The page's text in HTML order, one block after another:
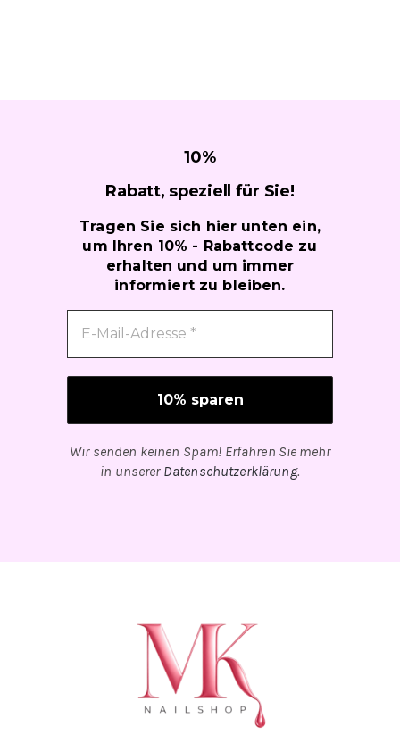
10%
Rabatt, speziell für Sie!
Tragen Sie sich hier unten ein,
um Ihren 10% - Rabattcode zu
erhalten und um immer
informiert zu bleiben.
Wir senden keinen Spam! Erfahren Sie mehr
in unserer Datenschutzerklärung.